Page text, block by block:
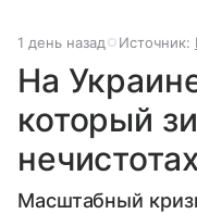
1 день назад Источник:
На
который
нечистотах
Масштабный